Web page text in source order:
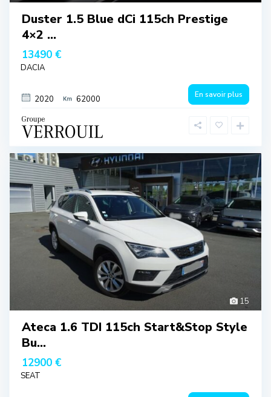
Duster 1.5 Blue dCi 115ch Prestige
4×2 ...
13490 €
DACIA
2020 62000 En savoir plus
15
Ateca 1.6 TDI 115ch Start&Stop Style
Bu...
12900 €
SEAT